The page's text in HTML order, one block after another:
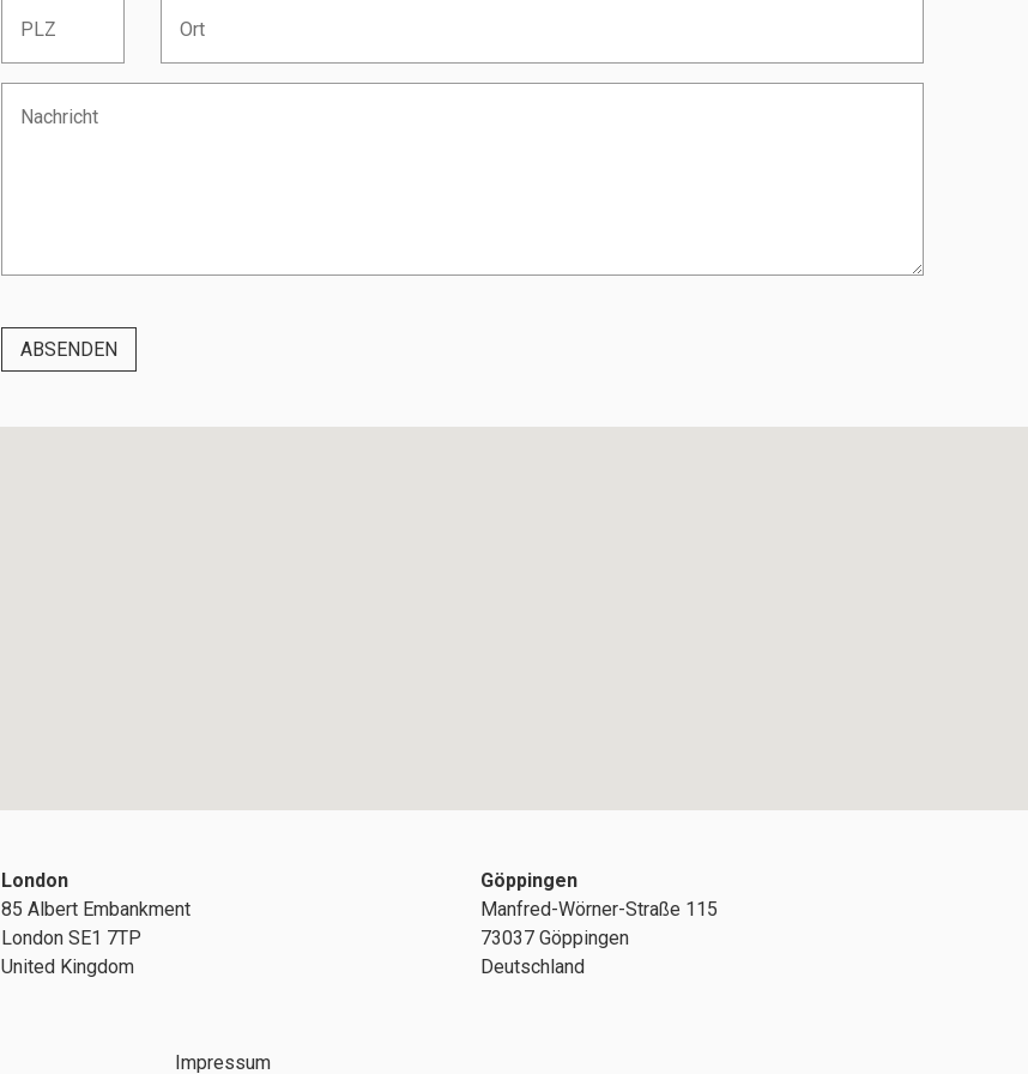
London
85 Albert Embankment
London SE1 7TP
United Kingdom
Göppingen
Manfred-Wörner-Straße 115
73037 Göppingen
Deutschland
Impressum